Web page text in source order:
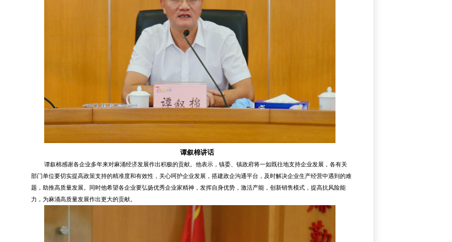
谭叙棉讲话
谭叙棉感谢各企业多年来对麻涌经济发展作出积极的贡献。他表示，镇委、镇政府将一如既往地支持企业发展，各有关
部门单位要切实提高政策支持的精准度和有效性，关心呵护企业发展，搭建政企沟通平台，及时解决企业生产经营中遇到的难
题，助推高质量发展。同时他希望各企业要弘扬优秀企业家精神，发挥自身优势，激活产能，创新销售模式，提高抗风险能
力，为麻涌高质量发展作出更大的贡献。